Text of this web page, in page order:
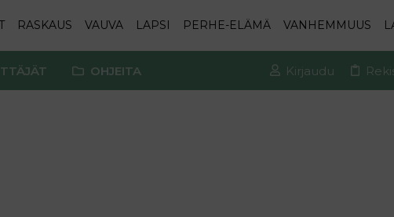
RASKAUS VAUVA LAPSI PERHE-ELÄMÄ VANHEMMUUS
OHJEITA Kirjaudu